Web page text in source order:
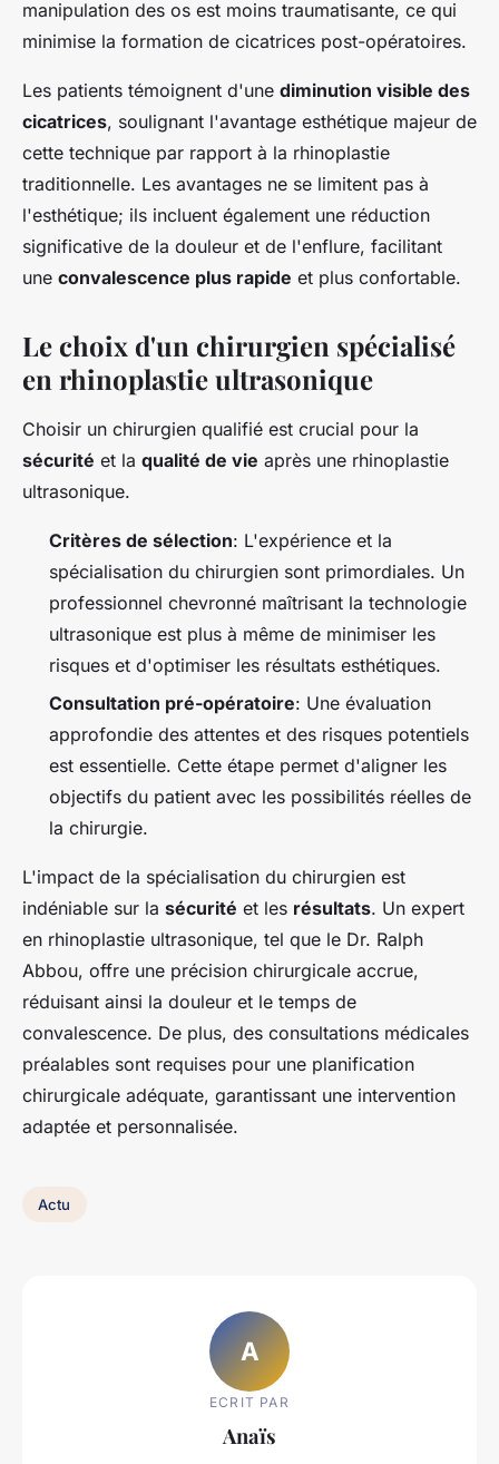
manipulation des os est moins traumatisante, ce qui
minimise la formation de cicatrices post-opératoires.
Les patients témoignent d'une diminution visible des
cicatrices, soulignant l'avantage esthétique majeur de
cette technique par rapport à la rhinoplastie
traditionnelle. Les avantages ne se limitent pas à
l'esthétique; ils incluent également une réduction
significative de la douleur et de l'enflure, facilitant
une convalescence plus rapide et plus confortable.
Le choix d'un chirurgien spécialisé
en rhinoplastie ultrasonique
Choisir un chirurgien qualifié est crucial pour la
sécurité et la qualité de vie après une rhinoplastie
ultrasonique.
Critères de sélection: L'expérience et la
spécialisation du chirurgien sont primordiales. Un
professionnel chevronné maîtrisant la technologie
ultrasonique est plus à même de minimiser les
risques et d'optimiser les résultats esthétiques.
Consultation pré-opératoire: Une évaluation
approfondie des attentes et des risques potentiels
est essentielle. Cette étape permet d'aligner les
objectifs du patient avec les possibilités réelles de
la chirurgie.
L'impact de la spécialisation du chirurgien est
indéniable sur la sécurité et les résultats. Un expert
en rhinoplastie ultrasonique, tel que le Dr. Ralph
Abbou, offre une précision chirurgicale accrue,
réduisant ainsi la douleur et le temps de
convalescence. De plus, des consultations médicales
préalables sont requises pour une planification
chirurgicale adéquate, garantissant une intervention
adaptée et personnalisée.
Actu
A
ECRIT PAR
Anaïs